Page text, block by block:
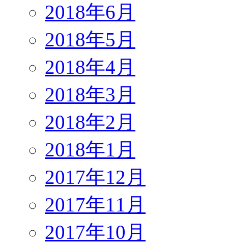
2018年6月
2018年5月
2018年4月
2018年3月
2018年2月
2018年1月
2017年12月
2017年11月
2017年10月